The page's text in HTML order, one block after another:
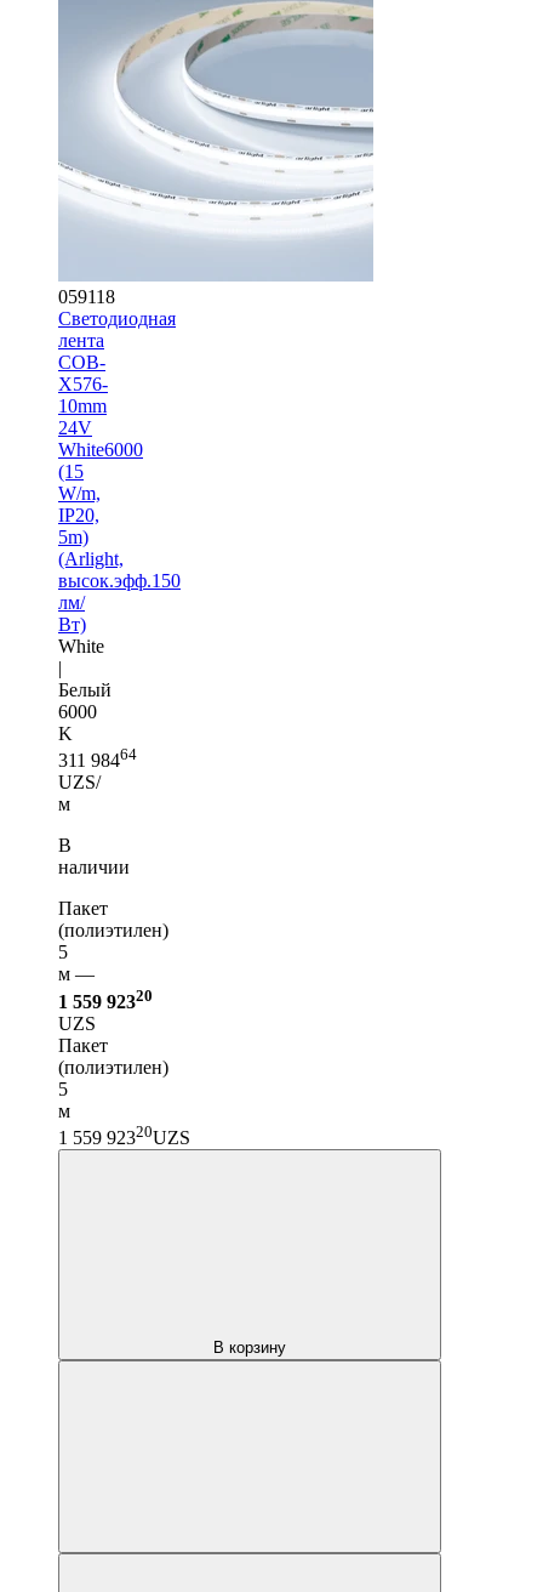
059118
Светодиодная
лента
COB-
X576-
10mm
24V
White6000
(15
W/m,
IP20,
5m)
(Arlight,
высок.эфф.150
лм/
Вт)
White
|
Белый
6000
K
311 98464
UZS/
м
В
наличии
Пакет
(полиэтилен)
5
м —
1 559 92320
UZS
Пакет
(полиэтилен)
5
м
1 559 92320UZS
В корзину